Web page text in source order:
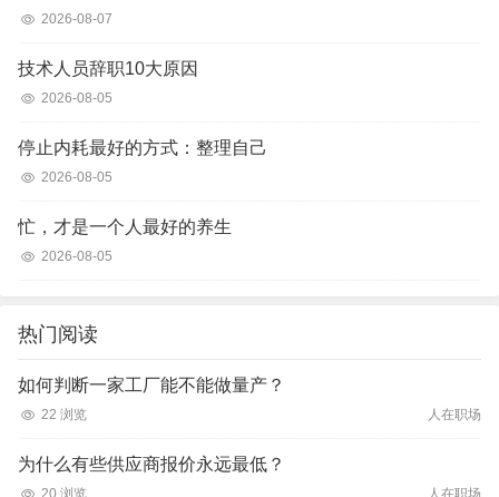
2026-08-07
技术人员辞职10大原因
2026-08-05
停止内耗最好的方式：整理自己
2026-08-05
忙，才是一个人最好的养生
2026-08-05
热门阅读
如何判断一家工厂能不能做量产？
22 浏览 人在职场
为什么有些供应商报价永远最低？
20 浏览 人在职场